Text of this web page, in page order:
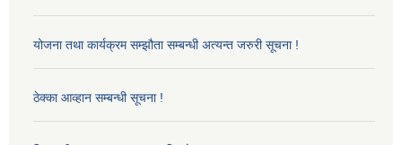
योजना तथा कार्यक्रम सम्झौता सम्बन्धी अत्यन्त जरुरी सूचना !
ठेक्का आव्हान सम्बन्धी सूचना !